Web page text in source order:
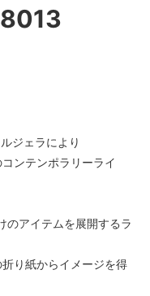
ジェラにより
ンテンポラリーライ
のアイテムを展開するラ
り紙からイメージを得